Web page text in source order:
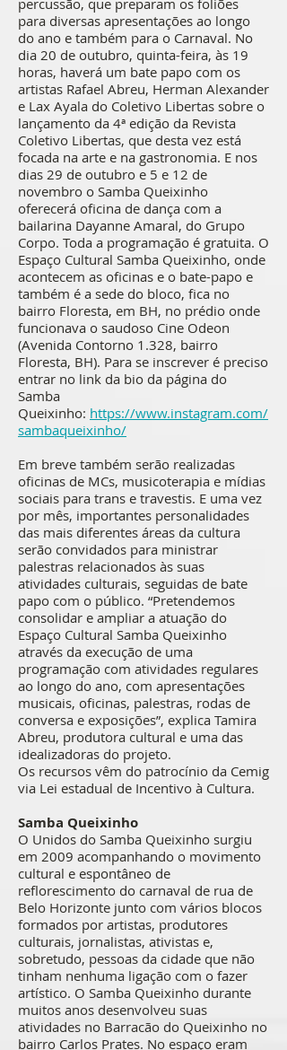
percussão, que preparam os foliões
para diversas apresentações ao longo
do ano e também para o Carnaval. No
dia 20 de outubro, quinta-feira, às 19
horas, haverá um bate papo com os
artistas Rafael Abreu, Herman Alexander
e Lax Ayala do Coletivo Libertas sobre o
lançamento da 4ª edição da Revista
Coletivo Libertas, que desta vez está
focada na arte e na gastronomia. E nos
dias 29 de outubro e 5 e 12 de
novembro o Samba Queixinho
oferecerá oficina de dança com a
bailarina Dayanne Amaral, do Grupo
Corpo. Toda a programação é gratuita. O
Espaço Cultural Samba Queixinho, onde
acontecem as oficinas e o bate-papo e
também é a sede do bloco, fica no
bairro Floresta, em BH, no prédio onde
funcionava o saudoso Cine Odeon
(Avenida Contorno 1.328, bairro
Floresta, BH). Para se inscrever é preciso
entrar no link da bio da página do
Samba
Queixinho: https://www.instagram.com/
sambaqueixinho/
Em breve também serão realizadas
oficinas de MCs, musicoterapia e mídias
sociais para trans e travestis. E uma vez
por mês, importantes personalidades
das mais diferentes áreas da cultura
serão convidados para ministrar
palestras relacionados às suas
atividades culturais, seguidas de bate
papo com o público. “Pretendemos
consolidar e ampliar a atuação do
Espaço Cultural Samba Queixinho
através da execução de uma
programação com atividades regulares
ao longo do ano, com apresentações
musicais, oficinas, palestras, rodas de
conversa e exposições”, explica Tamira
Abreu, produtora cultural e uma das
idealizadoras do projeto.
Os recursos vêm do patrocínio da Cemig
via Lei estadual de Incentivo à Cultura.
Samba Queixinho
O Unidos do Samba Queixinho surgiu
em 2009 acompanhando o movimento
cultural e espontâneo de
reflorescimento do carnaval de rua de
Belo Horizonte junto com vários blocos
formados por artistas, produtores
culturais, jornalistas, ativistas e,
sobretudo, pessoas da cidade que não
tinham nenhuma ligação com o fazer
artístico. O Samba Queixinho durante
muitos anos desenvolveu suas
atividades no Barracão do Queixinho no
bairro Carlos Prates. No espaço eram